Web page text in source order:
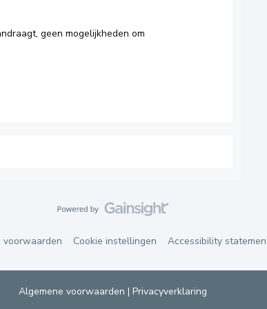
geen mogelijkheden om
voorwaarden Cookie instellingen Accessibility
Algemene voorwaarden | Privacyverklaring